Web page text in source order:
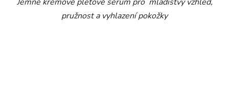
pružnost a vyhlazení pokožky